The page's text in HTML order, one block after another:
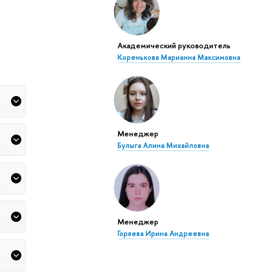
Академический руководитель
Коренькова Марианна Максимовна
Менеджер
Булыга Алина Михайловна
Менеджер
Горяева Ирина Андреевна